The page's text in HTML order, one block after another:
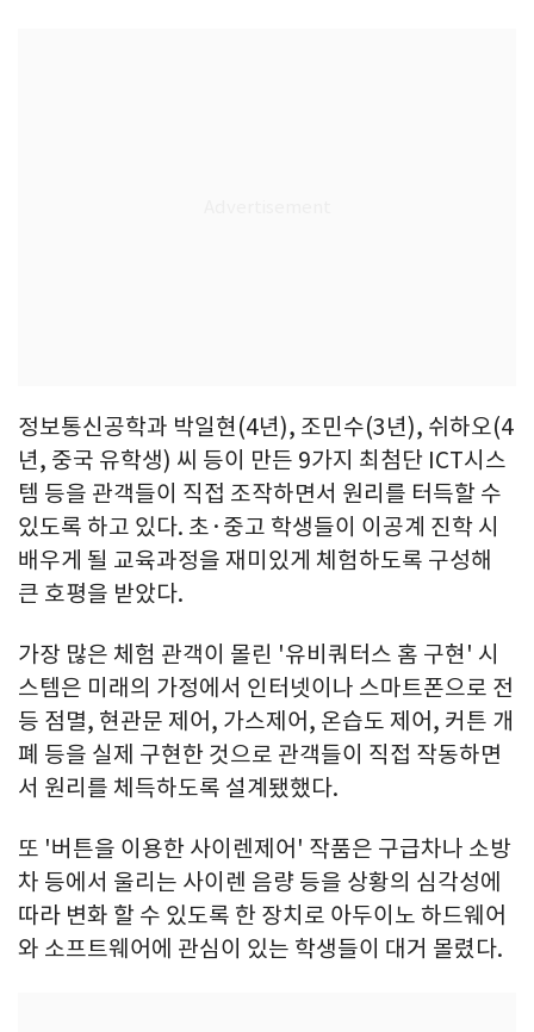
정보통신공학과 박일현(4년), 조민수(3년), 쉬하오(4
년, 중국 유학생) 씨 등이 만든 9가지 최첨단 ICT시스
템 등을 관객들이 직접 조작하면서 원리를 터득할 수
있도록 하고 있다. 초·중고 학생들이 이공계 진학 시
배우게 될 교육과정을 재미있게 체험하도록 구성해
큰 호평을 받았다.
가장 많은 체험 관객이 몰린 '유비쿼터스 홈 구현' 시
스템은 미래의 가정에서 인터넷이나 스마트폰으로 전
등 점멸, 현관문 제어, 가스제어, 온습도 제어, 커튼 개
폐 등을 실제 구현한 것으로 관객들이 직접 작동하면
서 원리를 체득하도록 설계됐했다.
또 '버튼을 이용한 사이렌제어' 작품은 구급차나 소방
차 등에서 울리는 사이렌 음량 등을 상황의 심각성에
따라 변화 할 수 있도록 한 장치로 아두이노 하드웨어
와 소프트웨어에 관심이 있는 학생들이 대거 몰렸다.